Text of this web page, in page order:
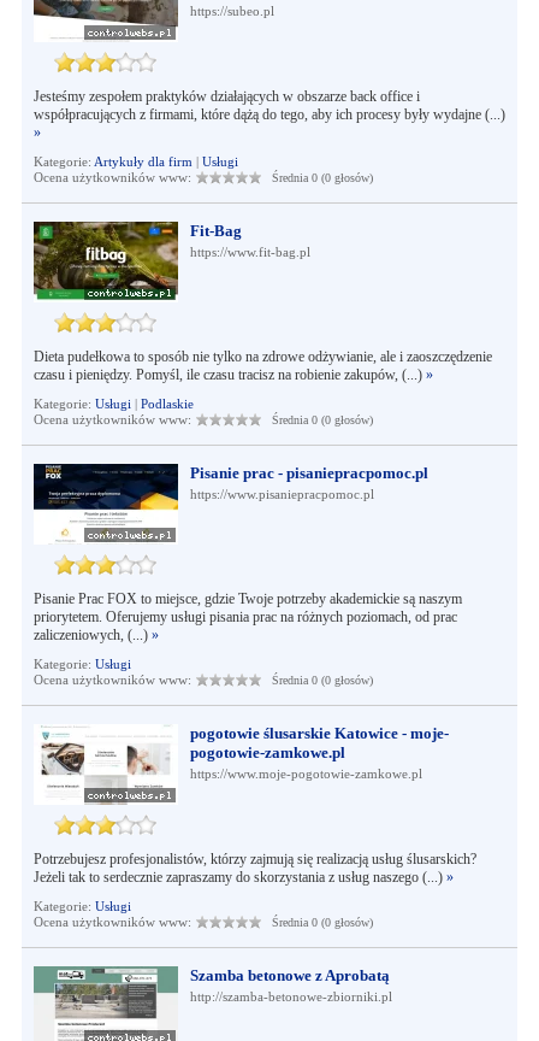
https://subeo.pl
Jesteśmy zespołem praktyków działających w obszarze back office i
współpracujących z firmami, które dążą do tego, aby ich procesy były wydajne (...)
»
Kategorie: Artykuły dla firm | Usługi
Ocena użytkowników www:
Średnia 0 (0 głosów)
Fit-Bag
https://www.fit-bag.pl
Dieta pudełkowa to sposób nie tylko na zdrowe odżywianie, ale i zaoszczędzenie
czasu i pieniędzy. Pomyśl, ile czasu tracisz na robienie zakupów, (...) »
Kategorie: Usługi | Podlaskie
Ocena użytkowników www:
Średnia 0 (0 głosów)
Pisanie prac - pisaniepracpomoc.pl
https://www.pisaniepracpomoc.pl
Pisanie Prac FOX to miejsce, gdzie Twoje potrzeby akademickie są naszym
priorytetem. Oferujemy usługi pisania prac na różnych poziomach, od prac
zaliczeniowych, (...) »
Kategorie: Usługi
Ocena użytkowników www:
Średnia 0 (0 głosów)
pogotowie ślusarskie Katowice - moje-
pogotowie-zamkowe.pl
https://www.moje-pogotowie-zamkowe.pl
Potrzebujesz profesjonalistów, którzy zajmują się realizacją usług ślusarskich?
Jeżeli tak to serdecznie zapraszamy do skorzystania z usług naszego (...) »
Kategorie: Usługi
Ocena użytkowników www:
Średnia 0 (0 głosów)
Szamba betonowe z Aprobatą
http://szamba-betonowe-zbiorniki.pl